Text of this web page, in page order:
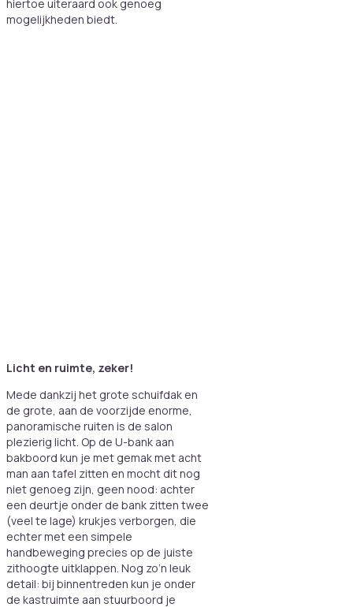
hiertoe uiteraard ook genoeg
mogelijkheden biedt.
Licht en ruimte, zeker!
Mede dankzij het grote schuifdak en
de grote, aan de voorzijde enorme,
panoramische ruiten is de salon
plezierig licht. Op de U-bank aan
bakboord kun je met gemak met acht
man aan tafel zitten en mocht dit nog
niet genoeg zijn, geen nood: achter
een deurtje onder de bank zitten twee
(veel te lage) krukjes verborgen, die
echter met een simpele
handbeweging precies op de juiste
zithoogte uitklappen. Nog zo’n leuk
detail: bij binnentreden kun je onder
de kastruimte aan stuurboord je